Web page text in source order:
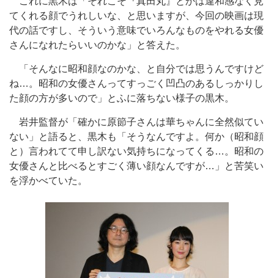
てくれる顔でうれしいな、と思いますが、今回の映画は現
代の話ですし、そういう意味でいろんなものをやれる女優
さんになれたらいいのかな」と答えた。
「そんなに昭和顔なのかな、と自分では思うんですけど
ね…。昭和の女優さんってすっごく凹凸のあるしっかりし
た顔の方が多いので」とふに落ちない様子の黒木。
岩井監督が「確かに原節子さんは華ちゃんに全然似てい
ない」と語ると、黒木も「そうなんですよ。何か（昭和顔
と）言われてて申し訳ない気持ちになってくる…。昭和の
女優さんと比べるとすごく薄い顔なんですが…」と苦笑い
を浮かべていた。